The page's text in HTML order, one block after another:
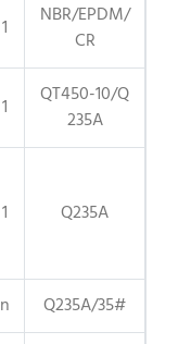
1
NBR/EPDM/
CR
1
QT450-10/Q
235A
1 Q235A
n Q235A/35#